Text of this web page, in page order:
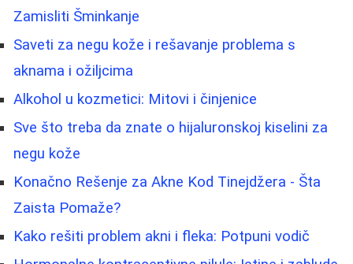
Zamisliti Šminkanje
Saveti za negu kože i rešavanje problema s
aknama i ožiljcima
Alkohol u kozmetici: Mitovi i činjenice
Sve što treba da znate o hijaluronskoj kiselini za
negu kože
Konačno Rešenje za Akne Kod Tinejdžera - Šta
Zaista Pomaže?
Kako rešiti problem akni i fleka: Potpuni vodič